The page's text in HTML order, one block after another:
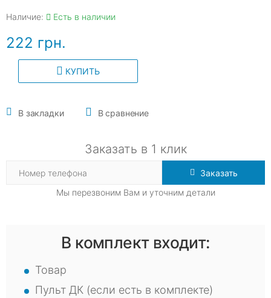
Наличие: Есть в наличии
222 грн.
КУПИТЬ
В закладки В сравнение
Заказать в 1 клик
Заказать
Мы перезвоним Вам и уточним детали
В комплект входит:
Товар
Пульт ДК (если есть в комплекте)